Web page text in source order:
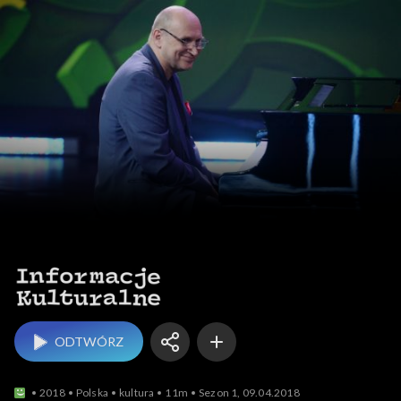
ODTWÓRZ
2018 Polska kultura 11m Sezon 1, 09.04.2018